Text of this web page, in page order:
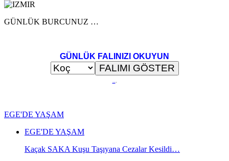
GÜNLÜK BURCUNUZ …
GÜNLÜK FALINIZI OKUYUN
EGE'DE YAŞAM
EGE'DE YAŞAM
Kaçak SAKA Kuşu Taşıyana Cezalar Kesildi…